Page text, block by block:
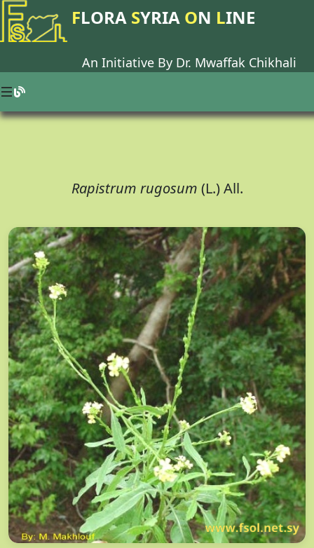
FLORA SYRIA ON LINE
An Initiative By Dr. Mwaffak Chikhali
Rapistrum rugosum (L.) All.